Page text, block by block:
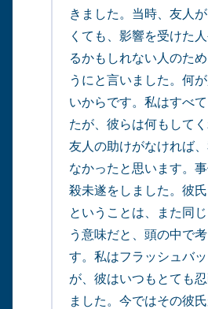
きました。当時、友人
くても、影響を受けた
るかもしれない人のた
うにと言いました。何
いからです。私はすべ
たが、彼らは何もしてく
友人の助けがなければ
なかったと思います。
殺未遂をしました。彼
ということは、また同
う意味だと、頭の中で
す。私はフラッシュバ
が、彼はいつもとても
ました。今ではその彼
自分の好きなところ1つ。
最後に深呼吸をしましょう